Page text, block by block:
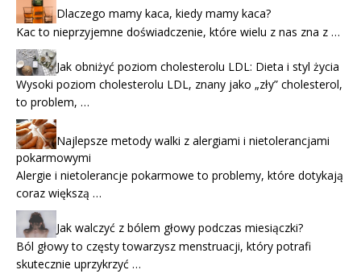
Dlaczego mamy kaca, kiedy mamy kaca?
Kac to nieprzyjemne doświadczenie, które wielu z nas zna z …
Jak obniżyć poziom cholesterolu LDL: Dieta i styl życia
Wysoki poziom cholesterolu LDL, znany jako „zły” cholesterol,
to problem, …
Najlepsze metody walki z alergiami i nietolerancjami
pokarmowymi
Alergie i nietolerancje pokarmowe to problemy, które dotykają
coraz większą …
Jak walczyć z bólem głowy podczas miesiączki?
Ból głowy to częsty towarzysz menstruacji, który potrafi
skutecznie uprzykrzyć …